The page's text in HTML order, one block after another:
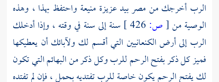
الرب أخرجك منمصربيد عزيزة منيعة واحتفظ بهذا ، وهذه
الوصية من[ص:
سنة إلى سنة في وقته ، وإذا أدخلك
الرب إلى أرض الكنعانيين التي أقسم لك ولآبائك أن يعطيكها
فميز كل ذكر بفتح الرحم للرب وكل ذكر من البهائم التي تكون
لك يفتح الرحم يكون خاصة للرب تفتديه بحمل ، فإن لم تفتده